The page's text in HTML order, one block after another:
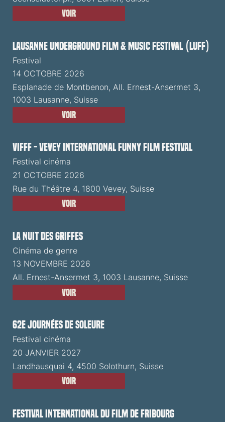
Voir
Lausanne Underground Film & Music Festival (LUFF)
Festival
14 OCTOBRE 2026
Esplanade de Montbenon, All. Ernest-Ansermet 3,
1003 Lausanne, Suisse
Voir
VIFFF - Vevey International Funny Film Festival
Festival cinéma
21 OCTOBRE 2026
Rue du Théâtre 4, 1800 Vevey, Suisse
Voir
La Nuit des Griffes
Cinéma de genre
13 NOVEMBRE 2026
All. Ernest-Ansermet 3, 1003 Lausanne, Suisse
Voir
62e Journées de Soleure
Festival cinéma
20 JANVIER 2027
Landhausquai 4, 4500 Solothurn, Suisse
Voir
Festival International du Film de Fribourg